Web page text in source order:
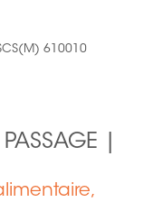
610010
|